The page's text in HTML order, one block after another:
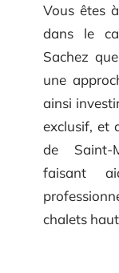
Vous êtes
dans le
Sachez
une
ainsi
exclusif, et
de Saint-
faisant
chalets